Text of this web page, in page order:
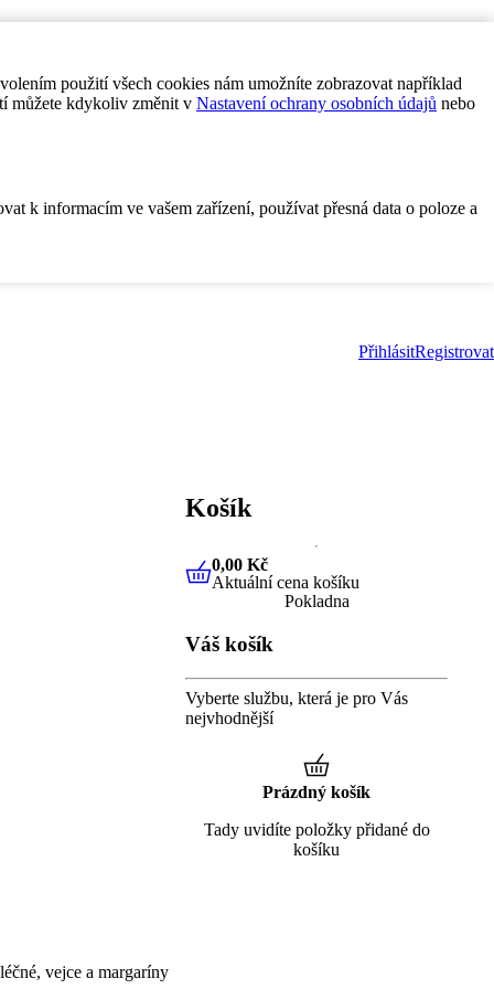
použití všech cookies nám umožníte zobrazovat například
můžete kdykoliv změnit v Nastavení ochrany osobních údajů nebo
k informacím ve vašem zařízení, používat přesná data o poloze a
PřihlásitRegistrovat
vejce a margaríny
Košík
0,00 KčAktuální cena košíku
0,00 Kč
Aktuální cena košíku
Pokladna
Váš košík
Vyberte službu, která je pro Vás
nejvhodnější
Prázdný košík
Tady uvidíte položky přidané do
košíku